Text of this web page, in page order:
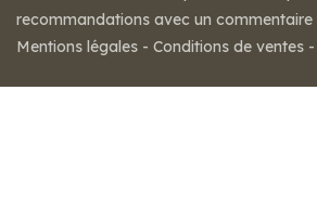
recommandations avec un commentaire
Mentions légales - Conditions de ventes -